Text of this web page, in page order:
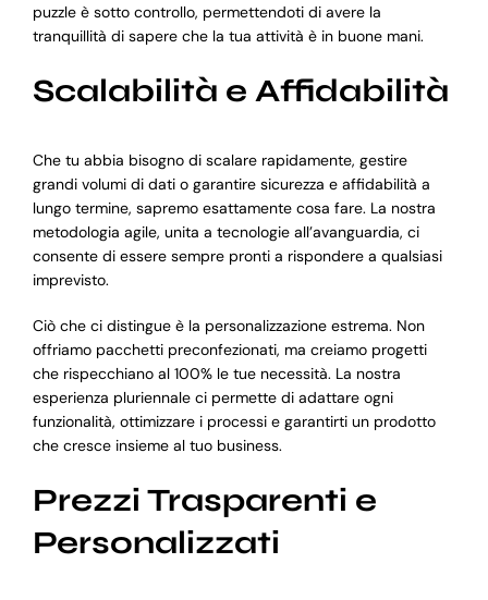
puzzle è sotto controllo, permettendoti di avere la
tranquillità di sapere che la tua attività è in buone mani.
Scalabilità e Affidabilità
Che tu abbia bisogno di scalare rapidamente, gestire
grandi volumi di dati o garantire sicurezza e affidabilità a
lungo termine, sapremo esattamente cosa fare. La nostra
metodologia agile, unita a tecnologie all’avanguardia, ci
consente di essere sempre pronti a rispondere a qualsiasi
imprevisto.
Ciò che ci distingue è la personalizzazione estrema. Non
offriamo pacchetti preconfezionati, ma creiamo progetti
che rispecchiano al 100% le tue necessità. La nostra
esperienza pluriennale ci permette di adattare ogni
funzionalità, ottimizzare i processi e garantirti un prodotto
che cresce insieme al tuo business.
Prezzi Trasparenti e
Personalizzati